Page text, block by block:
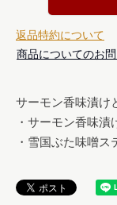
返品特約について
商品についてのお
サーモン香味漬け
・サーモン香味漬
・雪国ぶた味噌ス